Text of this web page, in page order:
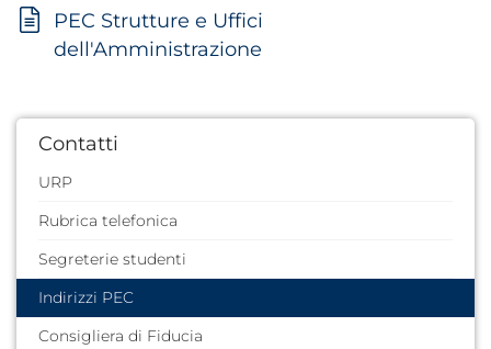
PEC Strutture e Uffici
dell'Amministrazione
Contatti
URP
Rubrica telefonica
Segreterie studenti
Indirizzi PEC
Consigliera di Fiducia